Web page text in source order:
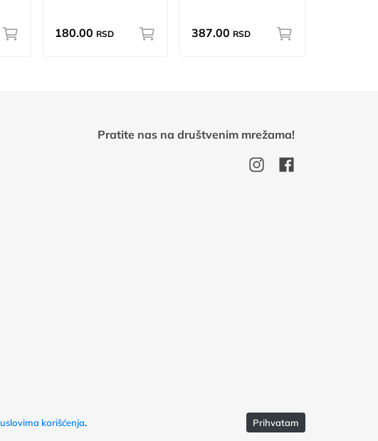
180.00 RSD 387.00 RSD
Pratite nas na društvenim mrežama!
uslovima korišćenja. Prihvatam